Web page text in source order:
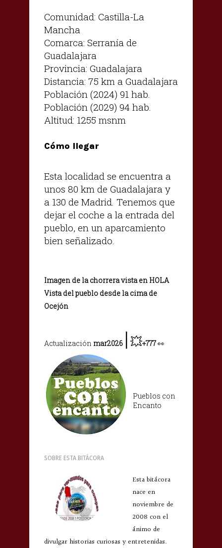
Comunidad: Castilla-La
Mancha
Comarca: Serranía de
Guadalajara
Provincia: Guadalajara
Distancia: 75 km a Guadalajara
Población (2024) 91 hab.
Población (2029) 94 hab.
Altitud: 1255 msnm
Cómo llegar
Esta localidad se encuentra a
unos 80 km de Guadalajara y
a 130 de Madrid. Tenemos que
dejar el coche a la entrada del
pueblo, en un aparcamiento
bien señalizado.
Imagen de la chorrera vista en HOLA
Vista del pueblo desde la cima de
Ocejón
Actualización mar2026 |💥+777👀
Pueblos con
Encanto
SOBRE ESTA BITÁCORA
Esta bitácora
nace en
noviembre de
2008 con el
ánimo de
divulgar historias curiosas y entretenidas.